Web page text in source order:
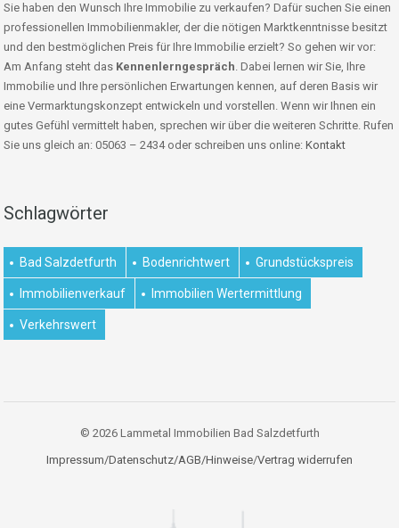
Sie haben den Wunsch Ihre Immobilie zu verkaufen? Dafür suchen Sie einen
professionellen Immobilienmakler, der die nötigen Marktkenntnisse besitzt
und den bestmöglichen Preis für Ihre Immobilie erzielt? So gehen wir vor:
Am Anfang steht das Kennenlerngespräch. Dabei lernen wir Sie, Ihre
Immobilie und Ihre persönlichen Erwartungen kennen, auf deren Basis wir
eine Vermarktungskonzept entwickeln und vorstellen. Wenn wir Ihnen ein
gutes Gefühl vermittelt haben, sprechen wir über die weiteren Schritte. Rufen
Sie uns gleich an: 05063 – 2434 oder schreiben uns online: Kontakt
Schlagwörter
Bad Salzdetfurth Bodenrichtwert Grundstückspreis
Immobilienverkauf Immobilien Wertermittlung
Verkehrswert
© 2026 Lammetal Immobilien Bad Salzdetfurth
Impressum/Datenschutz/AGB/Hinweise/Vertrag widerrufen